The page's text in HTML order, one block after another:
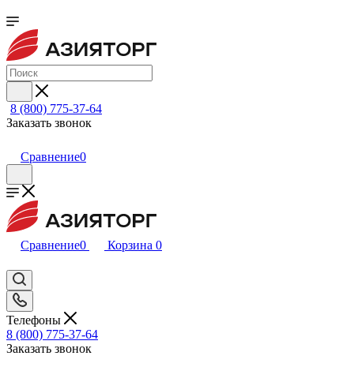
8 (800) 775-37-64
Заказать звонок
Сравнение0
Сравнение0 Корзина 0
Телефоны
8 (800) 775-37-64
Заказать звонок